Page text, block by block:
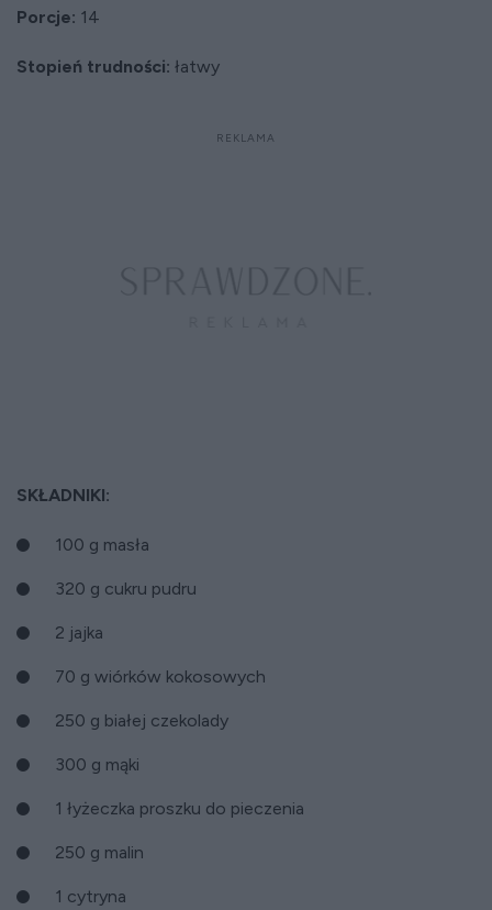
Porcje: 14
Stopień trudności: łatwy
SKŁADNIKI:
100 g masła
320 g cukru pudru
2 jajka
70 g wiórków kokosowych
250 g białej czekolady
300 g mąki
1 łyżeczka proszku do pieczenia
250 g malin
1 cytryna